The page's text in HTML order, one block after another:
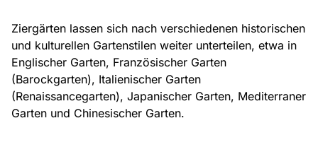
Ziergärten lassen sich nach verschiedenen historischen
und kulturellen Gartenstilen weiter unterteilen, etwa in
Englischer Garten, Französischer Garten
(Barockgarten), Italienischer Garten
(Renaissancegarten), Japanischer Garten, Mediterraner
Garten und Chinesischer Garten.